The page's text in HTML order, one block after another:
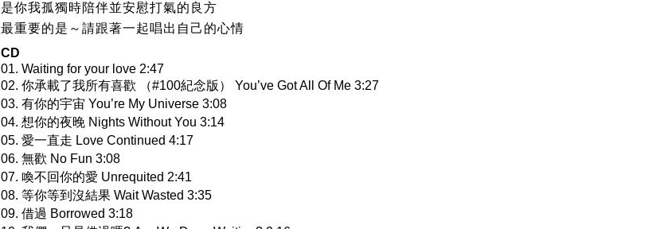
是你我孤獨時陪伴並安慰打氣的良方
最重要的是～請跟著一起唱出自己的心情
CD
01. Waiting for your love 2:47
02. 你承載了我所有喜歡 （#100紀念版） You’ve Got All Of Me 3:27
03. 有你的宇宙 You’re My Universe 3:08
04. 想你的夜晚 Nights Without You 3:14
05. 愛一直走 Love Continued 4:17
06. 無歡 No Fun 3:08
07. 喚不回你的愛 Unrequited 2:41
08. 等你等到沒結果 Wait Wasted 3:35
09. 借過 Borrowed 3:18